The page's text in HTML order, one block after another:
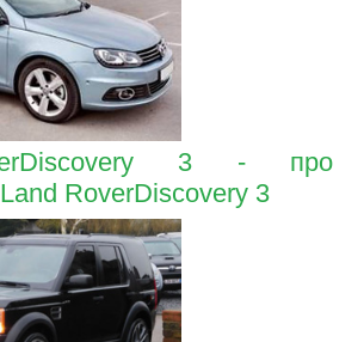
3 - про
RoverDiscovery 3